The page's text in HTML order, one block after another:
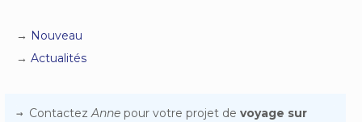
Nouveau
Actualités
ContactezAnne pour votre projet de voyage sur